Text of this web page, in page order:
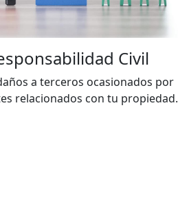
Civil
a terceros ocasionados por
relacionados con tu propiedad.